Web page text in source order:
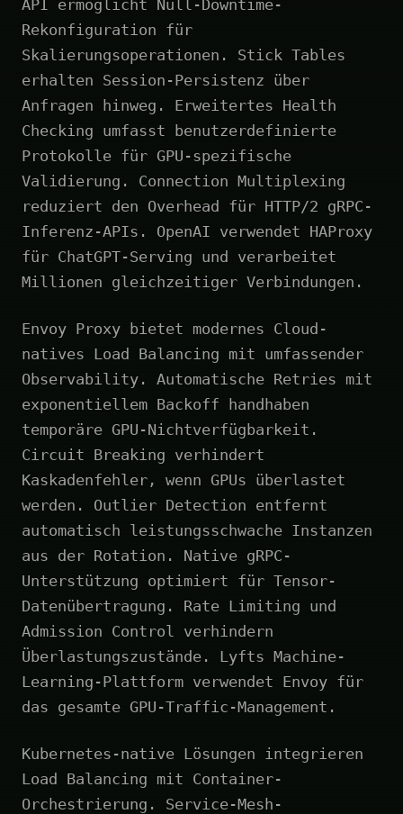
API ermöglicht Null-Downtime-
Rekonfiguration für
Skalierungsoperationen. Stick Tables
erhalten Session-Persistenz über
Anfragen hinweg. Erweitertes Health
Checking umfasst benutzerdefinierte
Protokolle für GPU-spezifische
Validierung. Connection Multiplexing
reduziert den Overhead für HTTP/2 gRPC-
Inferenz-APIs. OpenAI verwendet HAProxy
für ChatGPT-Serving und verarbeitet
Millionen gleichzeitiger Verbindungen.
Envoy Proxy bietet modernes Cloud-
natives Load Balancing mit umfassender
Observability. Automatische Retries mit
exponentiellem Backoff handhaben
temporäre GPU-Nichtverfügbarkeit.
Circuit Breaking verhindert
Kaskadenfehler, wenn GPUs überlastet
werden. Outlier Detection entfernt
automatisch leistungsschwache Instanzen
aus der Rotation. Native gRPC-
Unterstützung optimiert für Tensor-
Datenübertragung. Rate Limiting und
Admission Control verhindern
Überlastungszustände. Lyfts Machine-
Learning-Plattform verwendet Envoy für
das gesamte GPU-Traffic-Management.
Kubernetes-native Lösungen integrieren
Load Balancing mit Container-
Orchestrierung. Service-Mesh-